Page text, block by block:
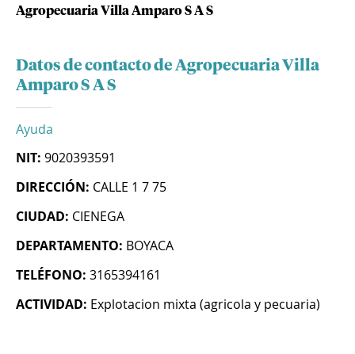
Agropecuaria Villa Amparo S A S
Datos de contacto de Agropecuaria Villa
Amparo S A S
Ayuda
NIT: 9020393591
DIRECCIÓN: CALLE 1 7 75
CIUDAD: CIENEGA
DEPARTAMENTO: BOYACA
TELÉFONO: 3165394161
ACTIVIDAD: Explotacion mixta (agricola y pecuaria)